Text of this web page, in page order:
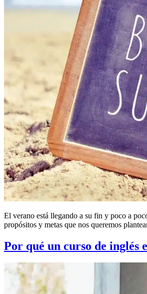
El verano está llegando a su fin y poco a
propósitos y metas que nos queremos
Por qué un curso de inglés